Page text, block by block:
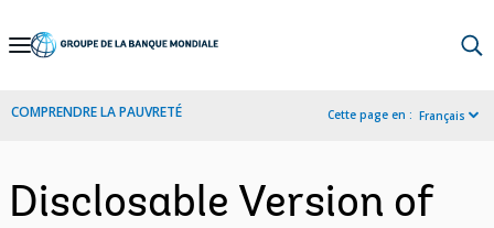
Skip
Navigation
COMPRENDRE LA PAUVRETÉ Cette page en : Français
Disclosable Version of